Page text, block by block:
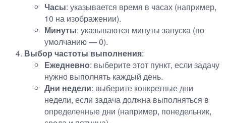
Часы: указывается время в часах (например,
10 на изображении).
Минуты: указываются минуты запуска (по
умолчанию — 0).
Выбор частоты выполнения:
Ежедневно: выберите этот пункт, если задачу
нужно выполнять каждый день.
Дни недели: выберите конкретные дни
недели, если задача должна выполняться в
определенные дни (например, понедельник,